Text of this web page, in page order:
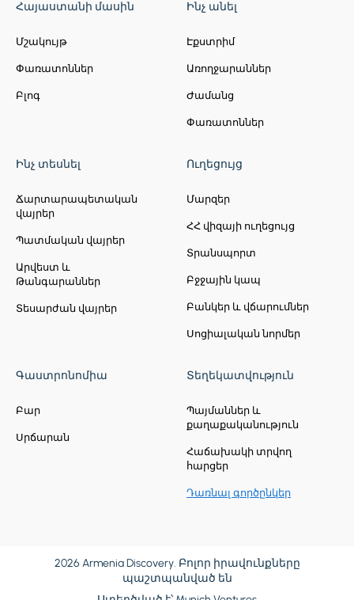
Հայաստանի մասին
Մշակույթ
Փառատոններ
Բլոգ
Ինչ անել
Էքստրիմ
Առողջարաններ
Ժամանց
Փառատոններ
Ինչ տեսնել
Ճարտարապետական
վայրեր
Պատմական վայրեր
Արվեստ և
Թանգարաններ
Տեսարժան վայրեր
Ուղեցույց
Մարզեր
ՀՀ վիզայի ուղեցույց
Տրանսպորտ
Բջջային կապ
Բանկեր և վճարումներ
Սոցիալական նորմեր
Գաստրոնոմիա
Բար
Սրճարան
Տեղեկատվություն
Պայմաններ և
քաղաքականություն
Հաճախակի տրվող
հարցեր
Դառնալ գործընկեր
2026 Armenia Discovery. Բոլոր իրավունքները
պաշտպանված են